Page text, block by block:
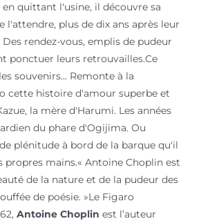
en quittant l'usine, il découvre sa
l'attendre, plus de dix ans après leur
rendez-vous, emplis de pudeur
ponctuer leurs retrouvailles.Ce
souvenirs... Remonte à la
cette histoire d'amour superbe et
la mère d'Harumi. Les années
du phare d'Ogijima. Ou
plénitude à bord de la barque qu'il
propres mains.« Antoine Choplin est
de la nature et de la pudeur des
de poésie. »Le Figaro
Antoine Choplin est l’auteur